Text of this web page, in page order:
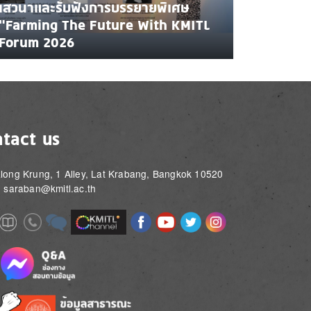
สวนาและรับฟังการบรรยายพิเศษ
The Future With KMITL
2026
us
Krung, 1 Alley, Lat Krabang, Bangkok 10520
saraban@kmitl.ac.th
ImageImage Image ImageImageImageImage